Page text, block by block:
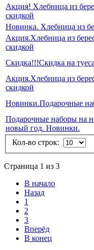
Акция! Хлебница из
скидкой
Новинка. Хлебница из
Акция.Хлебница из
скидкой
Скидка!!!Скидка на
Акция.Хлебница из
скидкой
Новинки.Подарочные
Подарочные наборы на
новый год. Новинки.
Кол-во строк:
Страница 1 из 3
В начало
Назад
1
2
3
Вперёд
В конец